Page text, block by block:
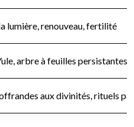
lumière, renouveau, fertilité
arbre à feuilles persistantes,
aux divinités, rituels